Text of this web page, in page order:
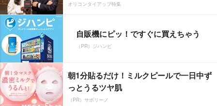
オリコンタイアップ特集
自販機にピッ！ですぐに買えちゃう
（PR）ジハンピ
朝1分貼るだけ！ミルクピールで一日中ず
っとうるツヤ肌
（PR）サボリーノ